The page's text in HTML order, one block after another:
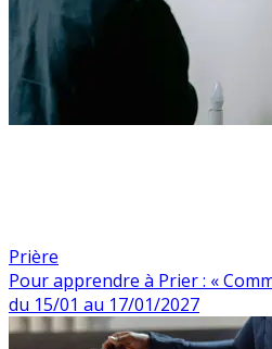
Prière
Pour apprendre à Prier : «
du 15/01 au 17/01/2027